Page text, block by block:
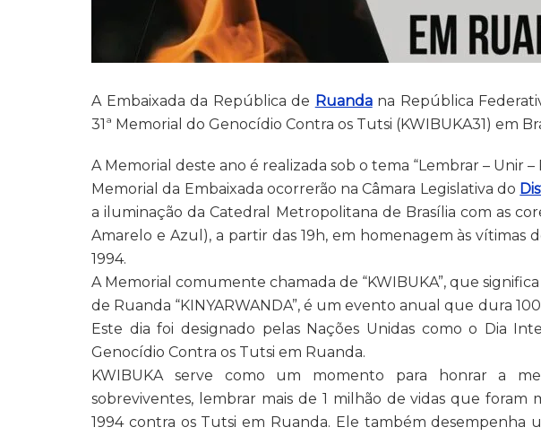
A Embaixada da República de Ruandana República
31ª Memorial do Genocídio Contra os Tutsi (KWIBUKA31) em
A Memorial deste ano é realizada sob o tema “Lembrar – Unir –
Memorial da Embaixada ocorrerão na Câmara Legislativa do
a iluminação da Catedral Metropolitana de Brasília com as
Amarelo e Azul), a partir das 19h, em homenagem às vítimas
1994.
A Memorial comumente chamada de “KWIBUKA”, que significa
de Ruanda “KINYARWANDA”, é um evento anual que dura
Este dia foi designado pelas Nações Unidas como o Dia
Genocídio Contra os Tutsi em Ruanda.
KWIBUKA serve como um momento para honrar a
sobreviventes, lembrar mais de 1 milhão de vidas que
1994 contra os Tutsi em Ruanda. Ele também desempenha